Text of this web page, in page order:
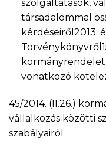
szolgáltatások,
társadalommal
kérdéseiről2013.
kormányrendelet
vonatkozó
45/2014. (II.26.)
vállalkozás közötti
szabályairól